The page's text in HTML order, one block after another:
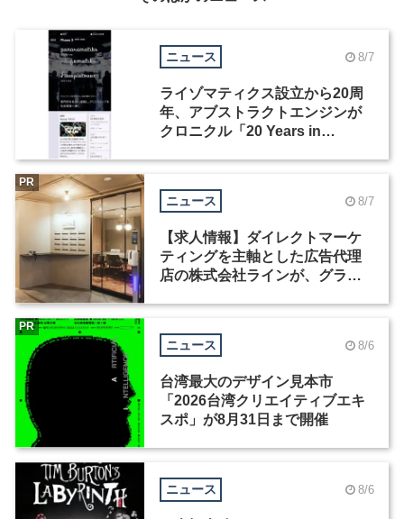
ニュース 8/7
ライゾマティクス設立から20周
年、アブストラクトエンジンが
クロニクル「20 Years in
ニュース 8/7
【求人情報】ダイレクトマーケ
ティングを主軸とした広告代理
店の株式会社ラインが、グラフ
PR
ニュース 8/6
台湾最大のデザイン見本市
「2026台湾クリエイティブエキ
スポ」が8月31日まで開催
PR
ニュース 8/6